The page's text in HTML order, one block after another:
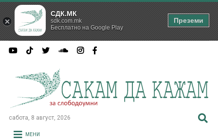
сабота, 8 август, 2026
МЕНИ
СДК.МК
sdk.com.mk
Бесплатно на Google Play
Преземи